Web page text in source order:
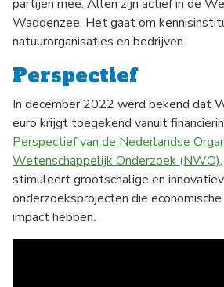
partijen mee. Allen zijn actief in de
Waddenzee. Het gaat om
natuurorganisaties en bedrijven.
Perspectief
In december 2022 werd bekend dat
euro krijgt toegekend vanuit
Perspectief van de Nederlandse
Wetenschappelijk Onderzoek (NWO)
stimuleert grootschalige en
onderzoeksprojecten die
impact hebben.